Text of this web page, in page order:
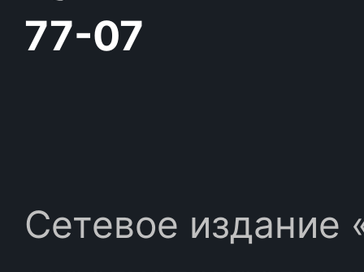
77-07
Сетевое издание